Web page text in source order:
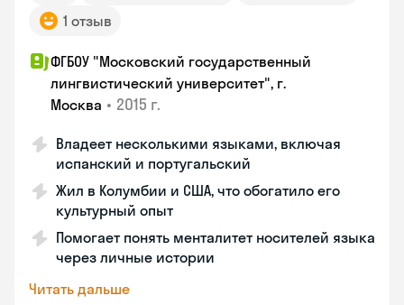
1 отзыв
ФГБОУ "Московский государственный
лингвистический университет", г.
Москва • 2015 г.
Владеет несколькими языками, включая
испанский и португальский
Жил в Колумбии и США, что обогатило его
культурный опыт
Помогает понять менталитет носителей языка
через личные истории
Читать дальше